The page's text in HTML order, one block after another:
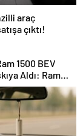
araç
çıktı!
1500 BEV
Aldı: Ram
Hibrit Yol